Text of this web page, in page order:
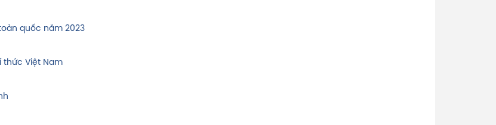
quốc năm 2023
thức Việt Nam